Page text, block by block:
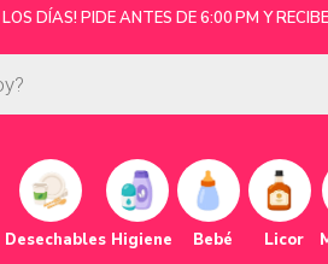
DÍAS! PIDE ANTES DE 6:00 PM Y RECIBE
Desechables Higiene Bebé Licor